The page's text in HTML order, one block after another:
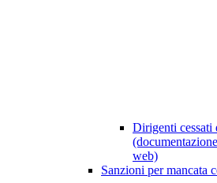
Dirigenti cessati
web)
Sanzioni per mancata